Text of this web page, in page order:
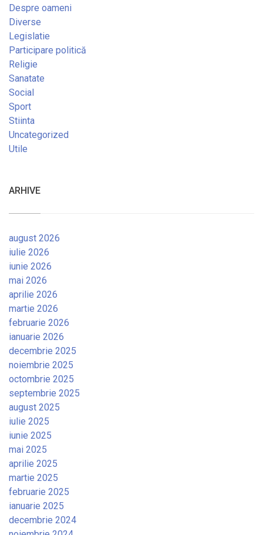
Despre oameni
Diverse
Legislatie
Participare politică
Religie
Sanatate
Social
Sport
Stiinta
Uncategorized
Utile
ARHIVE
august 2026
iulie 2026
iunie 2026
mai 2026
aprilie 2026
martie 2026
februarie 2026
ianuarie 2026
decembrie 2025
noiembrie 2025
octombrie 2025
septembrie 2025
august 2025
iulie 2025
iunie 2025
mai 2025
aprilie 2025
martie 2025
februarie 2025
ianuarie 2025
decembrie 2024